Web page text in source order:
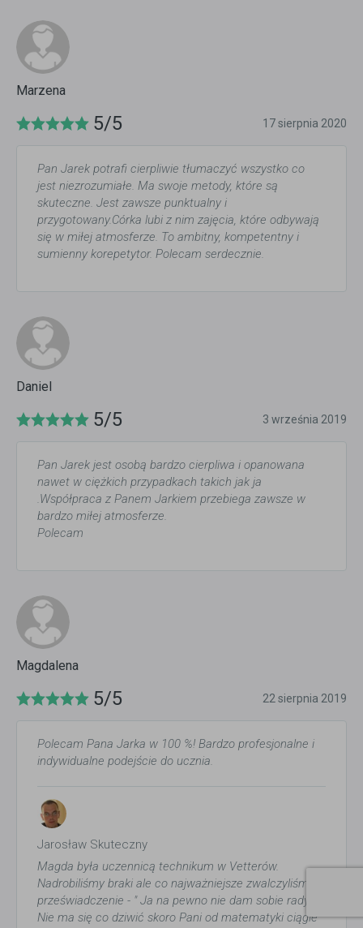
Marzena
5/5 17 sierpnia 2020
Pan Jarek potrafi cierpliwie tłumaczyć wszystko co
jest niezrozumiałe. Ma swoje metody, które są
skuteczne. Jest zawsze punktualny i
przygotowany.Córka lubi z nim zajęcia, które odbywają
się w miłej atmosferze. To ambitny, kompetentny i
sumienny korepetytor. Polecam serdecznie.
Daniel
5/5 3 września 2019
Pan Jarek jest osobą bardzo cierpliwa i opanowana
nawet w ciężkich przypadkach takich jak ja
.Współpraca z Panem Jarkiem przebiega zawsze w
bardzo miłej atmosferze.
Polecam
Magdalena
5/5 22 sierpnia 2019
Polecam Pana Jarka w 100 %! Bardzo profesjonalne i
indywidualne podejście do ucznia.
Jarosław Skuteczny
Magda była uczennicą technikum w Vetterów.
Nadrobiliśmy braki ale co najważniejsze zwalczyliśmy
przeświadczenie - " Ja na pewno nie dam sobie rady ".
Nie ma się co dziwić skoro Pani od matematyki ciągle